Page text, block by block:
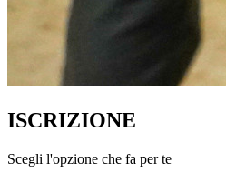
ISCRIZIONE
Scegli l'opzione che fa per te